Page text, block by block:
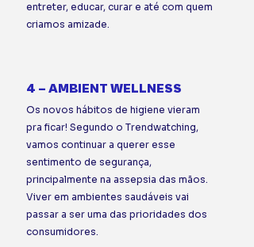
entreter, educar, curar e até com quem
criamos amizade.⠀
4 – AMBIENT WELLNESS
Os novos hábitos de higiene vieram
pra ficar! Segundo o Trendwatching,
vamos continuar a querer esse
sentimento de segurança,
principalmente na assepsia das mãos.
Viver em ambientes saudáveis vai
passar a ser uma das prioridades dos
consumidores.⠀